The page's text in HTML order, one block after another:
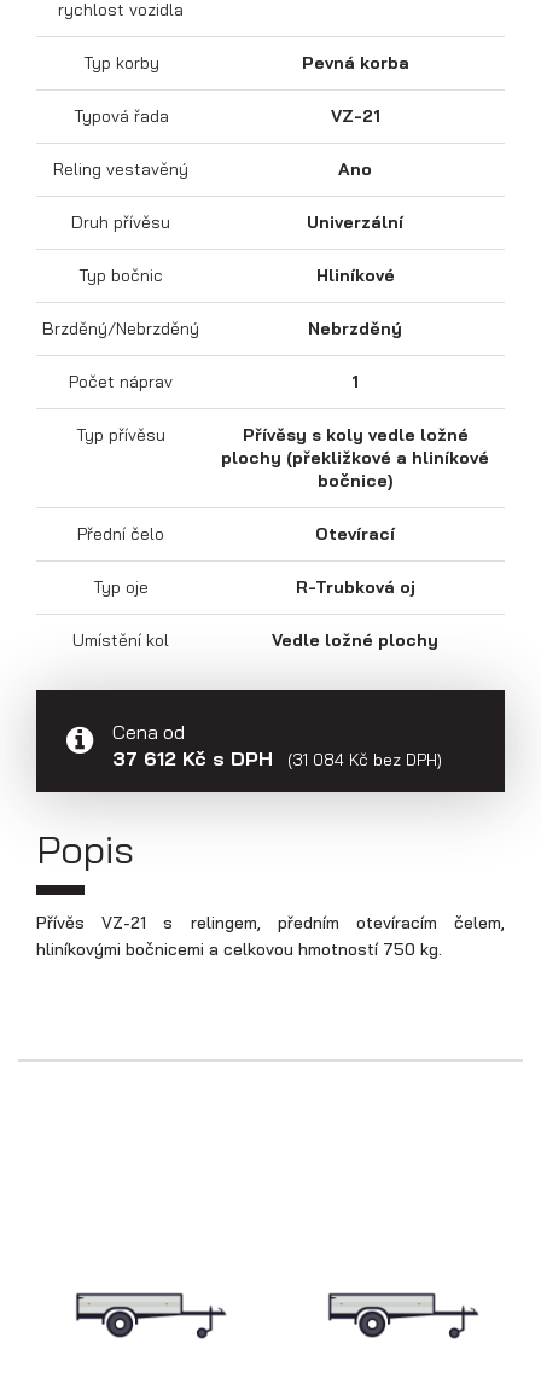
Sklápěcí přívěsy
Přepravníky aut
Multipřepravníky VZ O
rychlost vozidla
Typ korby Pevná korba
Typová řada VZ-21
Reling vestavěný Ano
Druh přívěsu Univerzální
Typ bočnic Hliníkové
Brzděný/Nebrzděný Nebrzděný
Počet náprav 1
Typ přívěsu
Přívěsy s koly vedle ložné
plochy (překližkové a hliníkové
bočnice)
Přední čelo Otevírací
Typ oje R-Trubková oj
Umístění kol Vedle ložné plochy
Cena od
37 612 Kč s DPH
(31 084 Kč bez DPH)
Popis
Přívěs VZ-21 s relingem, předním otevíracím čelem,
hliníkovými bočnicemi a celkovou hmotností 750 kg.